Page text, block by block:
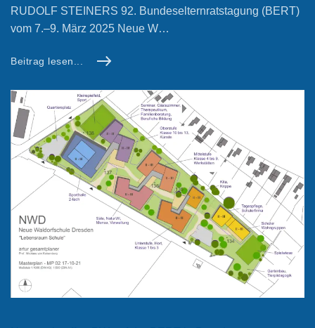
RUDOLF STEINERS 92. Bundeselternratstagung (BERT)
vom 7.–9. März 2025 Neue W…
Beitrag lesen...